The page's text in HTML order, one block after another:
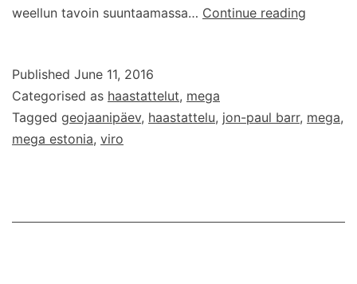
weellun tavoin suuntaamassa… Continue reading
megaa
Published June 11, 2016
Categorised as haastattelut, mega
Tagged geojaanipäev, haastattelu, jon-paul barr, mega,
mega estonia, viro